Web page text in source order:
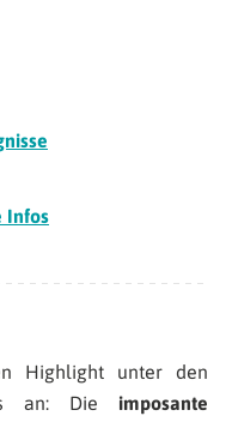
Infos
Highlight unter den
an: Die imposante